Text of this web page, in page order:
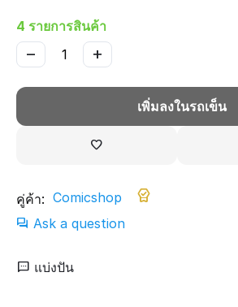
4 รายการสินค้า
+
−
เพิ่มลงในรถเข็น
คู่ค้า: Comicshop
Ask a question
แบ่งปัน